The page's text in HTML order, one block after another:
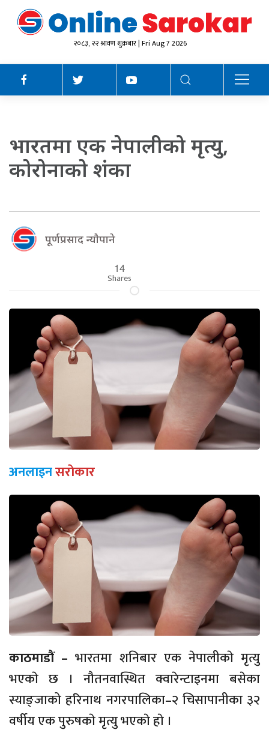
२०८३, २२ श्रावण शुक्रबार | Fri Aug 7 2026
भारतमा एक नेपालीको मृत्यु,
काेराेनाकाे श‌ंका
पूर्णप्रसाद न्याैपाने
14
Shares
अनलाइनसराेकार
काठमाडाैं –भारतमा शनिबार एक नेपालीकाे मृत्यु
भएकाे छ । नौतनवास्थित क्वारेन्टाइनमा बसेका
स्याङ्जाको हरिनाथ नगरपालिका–२ चिसापानीका ३२
वर्षीय एक पुरुषकाे मृत्यु भएकाे हाे ।